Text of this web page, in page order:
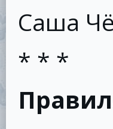
Саша
* * *